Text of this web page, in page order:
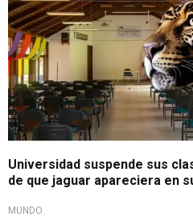
Universidad suspende sus
de que jaguar apareciera en
MUNDO